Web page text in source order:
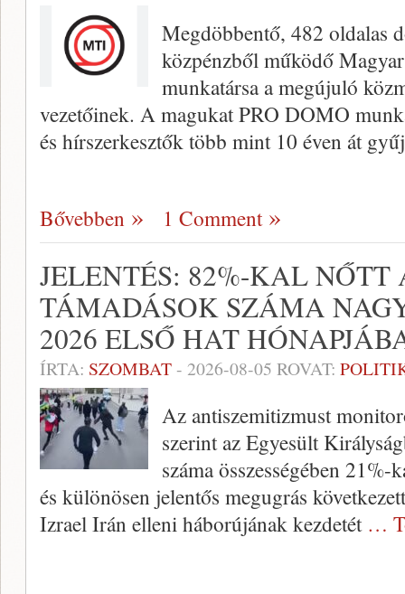
Megdöbbentő, 482 oldalas
közpénzből működő
munkatársa a megújuló
vezetőinek. A magukat PRO DOMO
és hírszerkesztők több mint 10 éven át
Bővebben 1 Comment
JELENTÉS: 82%-KAL
TÁMADÁSOK SZÁMA
2026 ELSŐ HAT
ÍRTA: SZOMBAT- 2026-08-05 ROVAT:
Az antiszemitizmust
szerint az Egyesült
száma összességében
és különösen jelentős megugrás
Izrael Irán elleni háborújának kezdetét …